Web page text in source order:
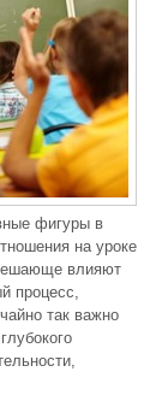
фигуры в
на уроке
влияют
процесс,
так важно